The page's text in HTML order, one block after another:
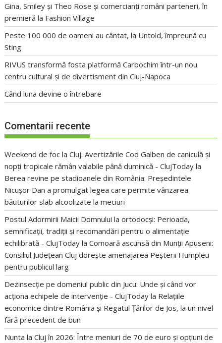
Gina, Smiley și Theo Rose și comercianți români parteneri, în
premieră la Fashion Village
Peste 100 000 de oameni au cântat, la Untold, împreună cu
Sting
RIVUS transformă fosta platformă Carbochim într-un nou
centru cultural și de divertisment din Cluj-Napoca
Când luna devine o întrebare
Comentarii recente
Weekend de foc la Cluj: Avertizările Cod Galben de caniculă și
nopți tropicale rămân valabile până duminică - ClujToday la
Berea revine pe stadioanele din România: Președintele
Nicușor Dan a promulgat legea care permite vânzarea
băuturilor slab alcoolizate la meciuri
Postul Adormirii Maicii Domnului la ortodocși: Perioada,
semnificații, tradiții și recomandări pentru o alimentație
echilibrată - ClujToday laComoară ascunsă din Munții Apuseni:
Consiliul Județean Cluj dorește amenajarea Peșterii Humpleu
pentru publicul larg
Dezinsecție pe domeniul public din Jucu: Unde și când vor
acționa echipele de intervenție - ClujToday la Relațiile
economice dintre România și Regatul Țărilor de Jos, la un nivel
fără precedent de bun
Nunta la Cluj în 2026: Între meniuri de 70 de euro și opțiuni de